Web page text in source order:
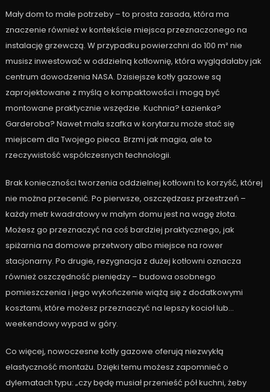
Mały dom to małe potrzeby – to prosta zasada, która ma
znaczenie również w kontekście miejsca przeznaczonego na
instalację grzewczą. W przypadku powierzchni do 100 m² nie
musisz inwestować w oddzielną kotłownię, która wyglądałaby jak
centrum dowodzenia NASA. Dzisiejsze kotły gazowe są
zaprojektowane z myślą o kompaktowości i mogą być
montowane praktycznie wszędzie. Kuchnia? Łazienka?
Garderoba? Nawet mała szafka w korytarzu może stać się
miejscem dla Twojego pieca. Brzmi jak magia, ale to
rzeczywistość współczesnych technologii.
Brak konieczności tworzenia oddzielnej kotłowni to korzyść, której
nie można przecenić. Po pierwsze, oszczędzasz przestrzeń –
każdy metr kwadratowy w małym domu jest na wagę złota.
Możesz go przeznaczyć na coś bardziej praktycznego, jak
spiżarnia na domowe przetwory albo miejsce na rower
stacjonarny. Po drugie, rezygnacja z dużej kotłowni oznacza
również oszczędność pieniędzy – budowa osobnego
pomieszczenia i jego wykończenie wiążą się z dodatkowymi
kosztami, które możesz przeznaczyć na lepszy kocioł lub…
weekendowy wypad w góry.
Co więcej, nowoczesne kotły gazowe oferują niezwykłą
elastyczność montażu. Dzięki temu możesz zapomnieć o
dylematach typu: „czy będę musiał przenieść pół kuchni, żeby